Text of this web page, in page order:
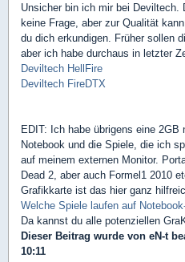
Unsicher bin ich mir bei Deviltech.
keine Frage, aber zur Qualität
du dich erkundigen. Früher sollen
aber ich habe durchaus in letzter
Deviltech HellFire
Deviltech FireDTX
EDIT: Ich habe übrigens eine 2GB
Notebook und die Spiele, die ich
auf meinem externen Monitor.
Dead 2, aber auch Formel1 2010
Grafikkarte ist das hier ganz
Welche Spiele laufen auf
Da kannst du alle potenziellen
Dieser Beitrag wurde von eN-t
10:11